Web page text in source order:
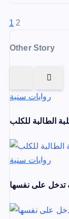
P
o
t
p
a
g
i
n
1 2
Other Story
روايات سنية
الطالبة للكلب
روايات سنية
تدخل على نفسها